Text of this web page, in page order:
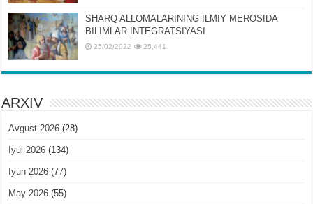
SHARQ ALLOMALARINING ILMIY MЕROSIDA
BILIMLAR INTЕGRATSIYASI
25/02/2022 25,441
ARXIV
Avgust 2026 (28)
Iyul 2026 (134)
Iyun 2026 (77)
May 2026 (55)